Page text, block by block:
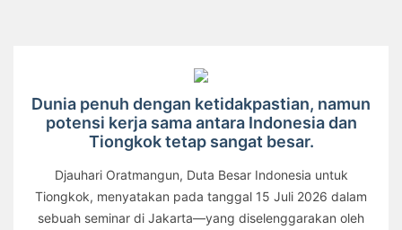
Dunia penuh dengan ketidakpastian, namun
potensi kerja sama antara Indonesia dan
Tiongkok tetap sangat besar.
Djauhari Oratmangun, Duta Besar Indonesia untuk
Tiongkok, menyatakan pada tanggal 15 Juli 2026 dalam
sebuah seminar di Jakarta—yang diselenggarakan oleh